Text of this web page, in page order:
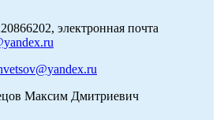
электронная почта
Максим Дмитриевич